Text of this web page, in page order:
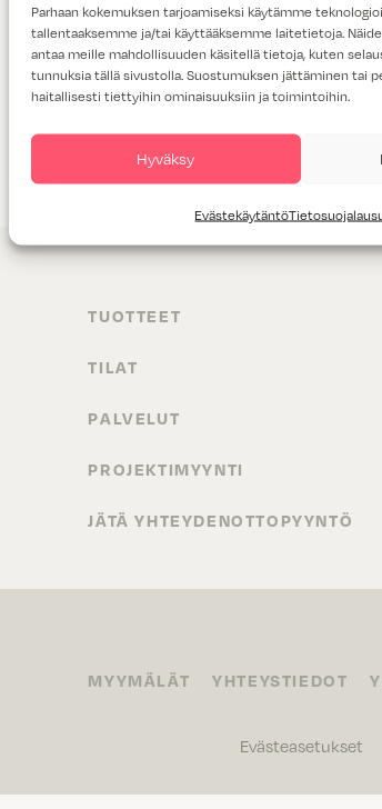
Parhaan kokemuksen tarjoamiseksi käytämme
tallentaaksemme ja/tai käyttääksemme laitetietoja.
antaa meille mahdollisuuden käsitellä tietoja, kuten
tunnuksia tällä sivustolla. Suostumuksen jättäminen tai
haitallisesti tiettyihin ominaisuuksiin ja toimintoihin.
Hyväksy
Evästekäytäntö
TUOTTEET
TILAT
PALVELUT
PROJEKTIMYYNTI
JÄTÄ YHTEYDENOTTOPYYNTÖ
MYYMÄLÄT YHTEYSTIEDOT
Evästeasetukset